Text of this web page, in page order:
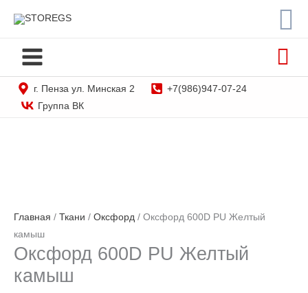
г. Пенза ул. Минская 2
+7(986)947-07-24
Группа ВК
Главная / Ткани / Оксфорд / Оксфорд 600D PU Желтый
камыш
Оксфорд 600D PU Желтый
камыш